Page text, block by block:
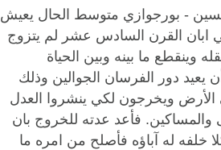
- بورجوازي متوسط الحال يعيش
ابان القرن السادس عشر لم يتزوج
وينقطع ما بينه وبين الحياة
يعيد دور الفرسان الجوالين وذلك
ويخرجون لكي ينشروا العدل
والمساكين. فأعد عدته للخروج بان
خلفه له آباؤه فأصلح من امره ما